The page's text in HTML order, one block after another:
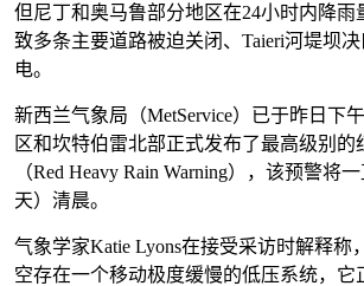
但尼丁和奥马鲁部分地区在24小时内降雨
致多条主要道路被迫关闭、Taieri河堤坝
电。
新西兰气象局（MetService）已于昨日下
区和坎特伯雷北部正式发布了最高级别的
（Red Heavy Rain Warning），该预警将
天）清晨。
气象学家Katie Lyons在接受采访时解释称
空存在一个移动极度缓慢的低压系统，它